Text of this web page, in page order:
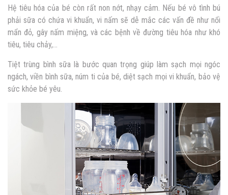
Hệ tiêu hóa của bé còn rất non nớt, nhạy cảm. Nếu bé vô tình bú
phải sữa có chứa vi khuẩn, vi nấm sẽ dễ mắc các vấn đề như nổi
mẩn đỏ, gây nấm miệng, và các bệnh về đường tiêu hóa như khó
tiêu, tiêu chảy,…
Tiệt trùng bình sữa là bước quan trọng giúp làm sạch mọi ngóc
ngách, viền bình sữa, núm ti của bé, diệt sạch mọi vi khuẩn, bảo vệ
sức khỏe bé yêu.